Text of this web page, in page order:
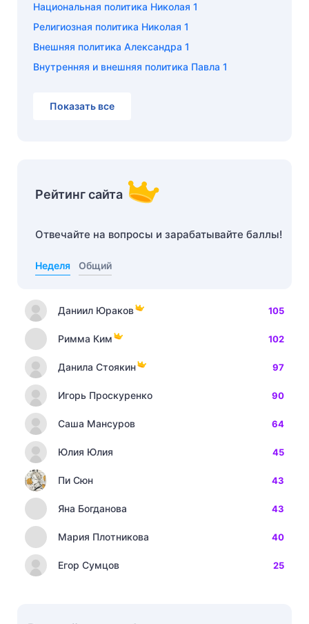
Национальная политика Николая 1
Религиозная политика Николая 1
Внешняя политика Александра 1
Внутренняя и внешняя политика Павла 1
Показать все
Рейтинг сайта
Отвечайте на вопросы и зарабатывайте баллы!
Неделя Общий
Даниил Юраков 105
Римма Ким 102
Данила Стоякин 97
Игорь Проскуренко 90
Саша Мансуров 64
Юлия Юлия 45
Пи Сюн 43
Яна Богданова 43
Мария Плотникова 40
Егор Сумцов 25